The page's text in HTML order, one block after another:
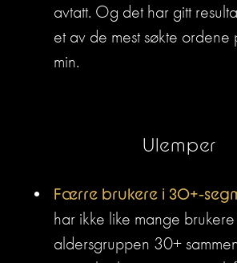
avtatt. Og det har gitt
et av de mest søkte
min.
Ulemper
Færre brukere i 30+-
har ikke like mange
aldersgruppen 30+